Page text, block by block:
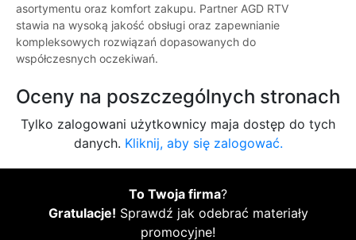
asortymentu oraz komfort zakupu. Partner AGD RTV
stawia na wysoką jakość obsługi oraz zapewnianie
kompleksowych rozwiązań dopasowanych do
współczesnych oczekiwań.
Oceny na poszczególnych stronach
Tylko zalogowani użytkownicy maja dostęp do tych
danych. Kliknij, aby się zalogować.
To Twoja firma?
Gratulacje! Sprawdź jak odebrać materiały
promocyjne!